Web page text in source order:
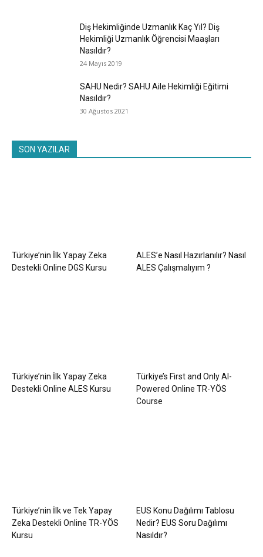
Diş Hekimliğinde Uzmanlık Kaç Yıl? Diş
Hekimliği Uzmanlık Öğrencisi Maaşları
Nasıldır?
24 Mayıs 2019
SAHU Nedir? SAHU Aile Hekimliği Eğitimi
Nasıldır?
30 Ağustos 2021
SON YAZILAR
Türkiye’nin İlk Yapay Zeka
Destekli Online DGS Kursu
ALES’e Nasıl Hazırlanılır? Nasıl
ALES Çalışmalıyım ?
Türkiye’nin İlk Yapay Zeka
Destekli Online ALES Kursu
Türkiye’s First and Only AI-
Powered Online TR-YÖS
Course
Türkiye’nin İlk ve Tek Yapay
Zeka Destekli Online TR-YÖS
Kursu
EUS Konu Dağılımı Tablosu
Nedir? EUS Soru Dağılımı
Nasıldır?